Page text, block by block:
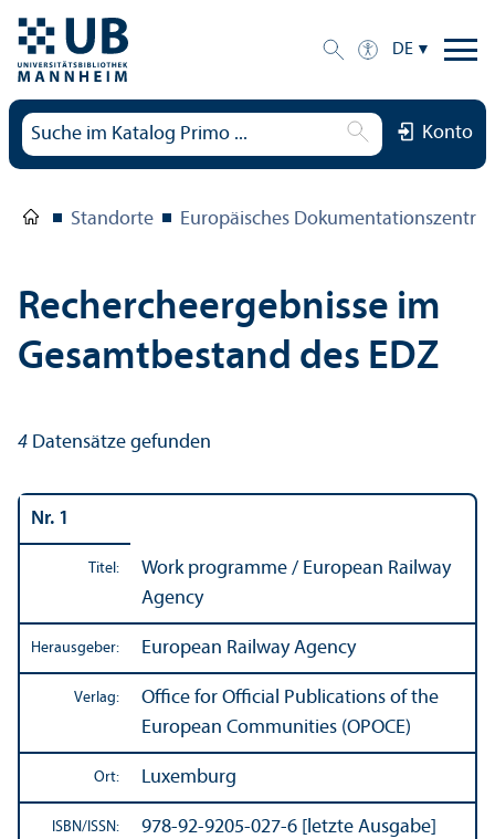
DE
Konto
Standorte Europäisches
Rechercheergebnisse im
Gesamtbestand des EDZ
4 Datensätze gefunden
Nr. 1
Titel:
Work programme / European Railway
Agency
Herausgeber: European Railway Agency
Verlag:
Office for Official Publications of the
European Communities (OPOCE)
Ort: Luxemburg
ISBN/ ISSN: 978-92-9205-027-6 [letzte Ausgabe]